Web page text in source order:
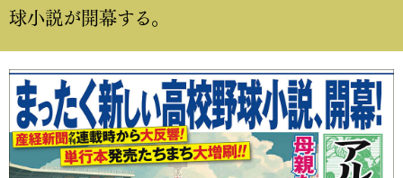
球小説が開幕する。